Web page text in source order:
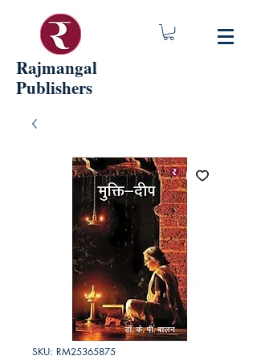
Rajmangal
Publishers
SKU: RM25365875